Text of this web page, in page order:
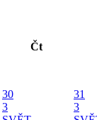
Čt
30
3
31
3